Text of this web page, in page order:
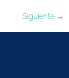
Siguiente →